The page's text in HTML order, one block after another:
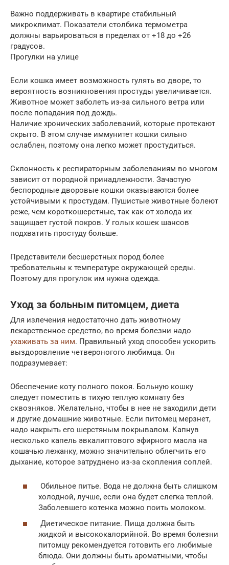
Важно поддерживать в квартире стабильный
микроклимат. Показатели столбика термометра
должны варьироваться в пределах от +18 до +26
градусов.
Прогулки на улице
Если кошка имеет возможность гулять во дворе, то
вероятность возникновения простуды увеличивается.
Животное может заболеть из-за сильного ветра или
после попадания под дождь.
Наличие хронических заболеваний, которые протекают
скрыто. В этом случае иммунитет кошки сильно
ослаблен, поэтому она легко может простудиться.
Склонность к респираторным заболеваниям во многом
зависит от породной принадлежности. Зачастую
беспородные дворовые кошки оказываются более
устойчивыми к простудам. Пушистые животные болеют
реже, чем короткошерстные, так как от холода их
защищает густой покров. У голых кошек шансов
подхватить простуду больше.
Представители бесшерстных пород более
требовательны к температуре окружающей среды.
Поэтому для прогулок им нужна одежда.
Уход за больным питомцем, диета
Для излечения недостаточно дать животному
лекарственное средство, во время болезни надо
ухаживать за ним. Правильный уход способен ускорить
выздоровление четвероногого любимца. Он
подразумевает:
Обеспечение коту полного покоя. Больную кошку
следует поместить в тихую теплую комнату без
сквозняков. Желательно, чтобы в нее не заходили дети
и другие домашние животные. Если питомец мерзнет,
надо накрыть его шерстяным покрывалом. Капнув
несколько капель эвкалиптового эфирного масла на
кошачью лежанку, можно значительно облегчить его
дыхание, которое затруднено из-за скопления соплей.
Обильное питье. Вода не должна быть слишком
холодной, лучше, если она будет слегка теплой.
Заболевшего котенка можно поить молоком.
Диетическое питание. Пища должна быть
жидкой и высококалорийной. Во время болезни
питомцу рекомендуется готовить его любимые
блюда. Они должны быть ароматными, чтобы